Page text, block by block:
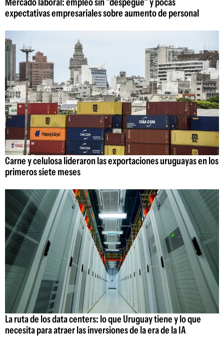
expectativas empresariales sobre aumento de personal
Carne y celulosa lideraron las exportaciones uruguayas en los
primeros siete meses
La ruta de los data centers: lo que Uruguay tiene y lo que
necesita para atraer las inversiones de la era de la IA